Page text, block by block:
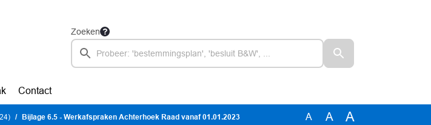
Zoeken
Contact
Bijlage 6.5 - Werkafspraken Achterhoek Raad vanaf 01.01.2023 A A A